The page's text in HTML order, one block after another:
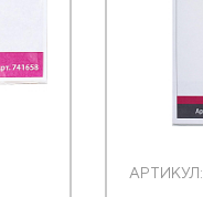
АРТИКУЛ: